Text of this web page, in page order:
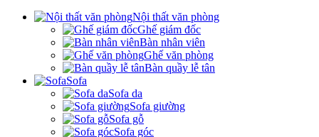
Nội thất văn phòng
Ghế giám đốc
Bàn nhân viên
Ghế văn phòng
Bàn quầy lễ tân
Sofa
Sofa da
Sofa giường
Sofa gỗ
Sofa góc